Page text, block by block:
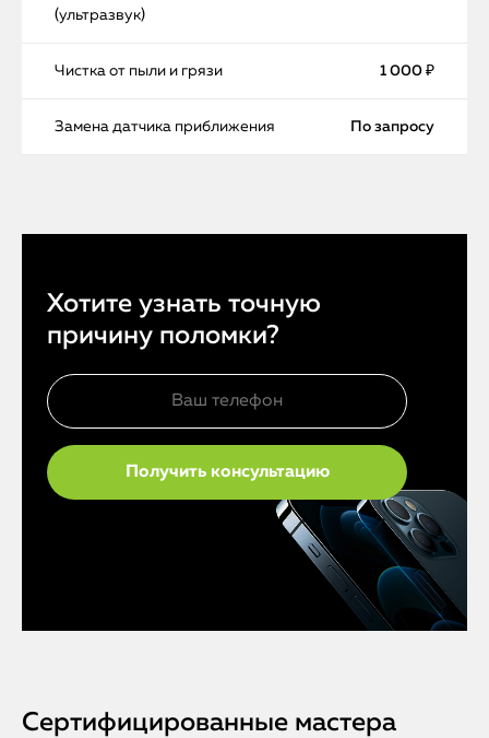
(ультразвук)
Чистка от пыли и грязи 1 000 ₽
Замена датчика приближения По запросу
Хотите узнать точную
причину поломки?
Сертифицированные мастера